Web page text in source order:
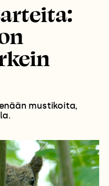
mustikoita,